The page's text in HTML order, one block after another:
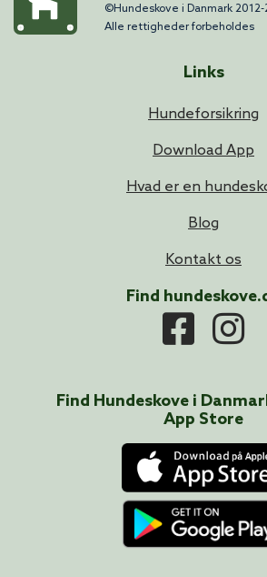
©Hundeskove i Danmark
Alle rettigheder forbeholdes
Links
Hundeforsikring
Download App
Hvad er en
Blog
Kontakt os
Find
Find Hundeskove i
App Store